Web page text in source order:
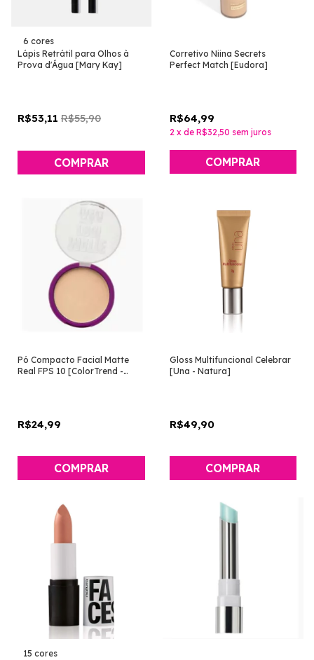
6 cores
Lápis Retrátil para Olhos à
Prova d'Água [Mary Kay]
R$53,11 R$55,90
COMPRAR
Corretivo Niina Secrets
Perfect Match [Eudora]
R$64,99
2 x de R$32,50 sem juros
COMPRAR
Pó Compacto Facial Matte
Real FPS 10 [ColorTrend -
R$24,99
COMPRAR
Gloss Multifuncional Celebrar
[Una - Natura]
R$49,90
15 cores